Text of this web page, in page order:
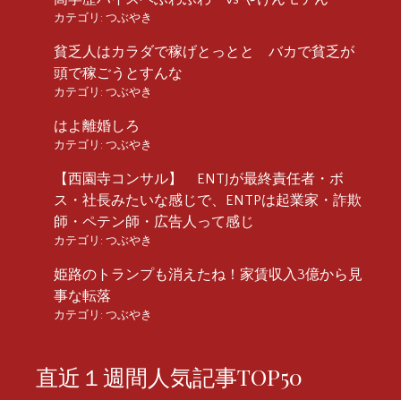
カテゴリ: つぶやき
貧乏人はカラダで稼げとっとと バカで貧乏が
頭で稼ごうとすんな
カテゴリ: つぶやき
はよ離婚しろ
カテゴリ: つぶやき
【西園寺コンサル】 ENTJが最終責任者・ボ
ス・社長みたいな感じで、ENTPは起業家・詐欺
師・ペテン師・広告人って感じ
カテゴリ: つぶやき
姫路のトランプも消えたね！家賃収入3億から見
事な転落
カテゴリ: つぶやき
直近１週間人気記事TOP50